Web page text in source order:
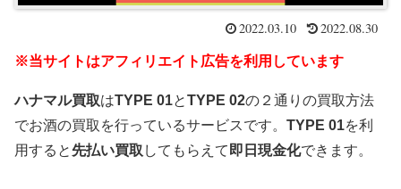
2022.03.10 2022.08.30
※当サイトはアフィリエイト広告を利用しています
ハナマル買取はTYPE 01とTYPE 02の２通りの買取方法
でお酒の買取を行っているサービスです。 TYPE 01を利
用すると 先払い買取 してもらえて 即日現金化できます。